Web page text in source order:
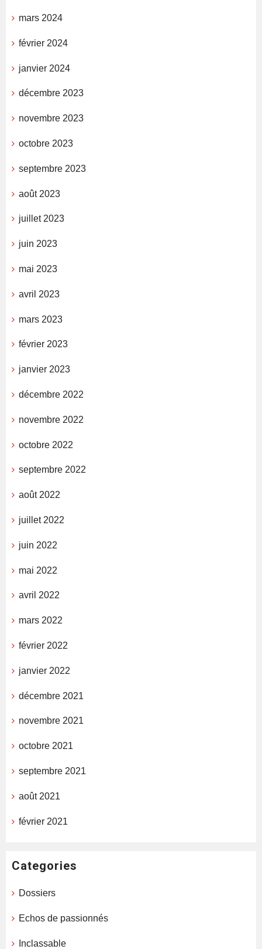
mars 2024
février 2024
janvier 2024
décembre 2023
novembre 2023
octobre 2023
septembre 2023
août 2023
juillet 2023
juin 2023
mai 2023
avril 2023
mars 2023
février 2023
janvier 2023
décembre 2022
novembre 2022
octobre 2022
septembre 2022
août 2022
juillet 2022
juin 2022
mai 2022
avril 2022
mars 2022
février 2022
janvier 2022
décembre 2021
novembre 2021
octobre 2021
septembre 2021
août 2021
février 2021
Categories
Dossiers
Echos de passionnés
Inclassable